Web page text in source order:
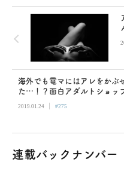
海外でも電マにはアレをかぶ
た…！？面白アダルトショッ
2019.01.24 | #275
連載バックナンバー